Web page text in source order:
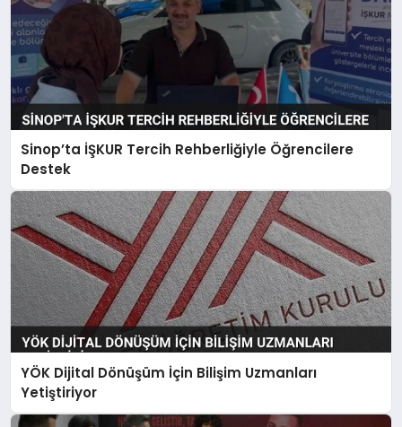
Sinop’ta İŞKUR Tercih Rehberliğiyle Öğrencilere
Destek
YÖK Dijital Dönüşüm İçin Bilişim Uzmanları
Yetiştiriyor